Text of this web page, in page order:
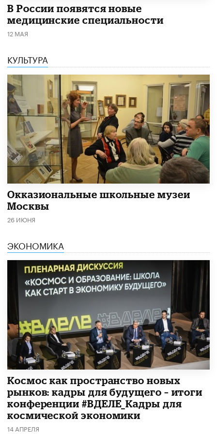
В России появятся новые
медицинские специальности
12 МАЯ
КУЛЬТУРА
​Окказиональные школьные музеи
Москвы
26 ИЮНЯ
ЭКОНОМИКА
Космос как пространство новых
рынков: кадры для будущего – итоги
конференции #ВДЕЛЕ_Кадры для
космической экономики
14 АПРЕЛЯ